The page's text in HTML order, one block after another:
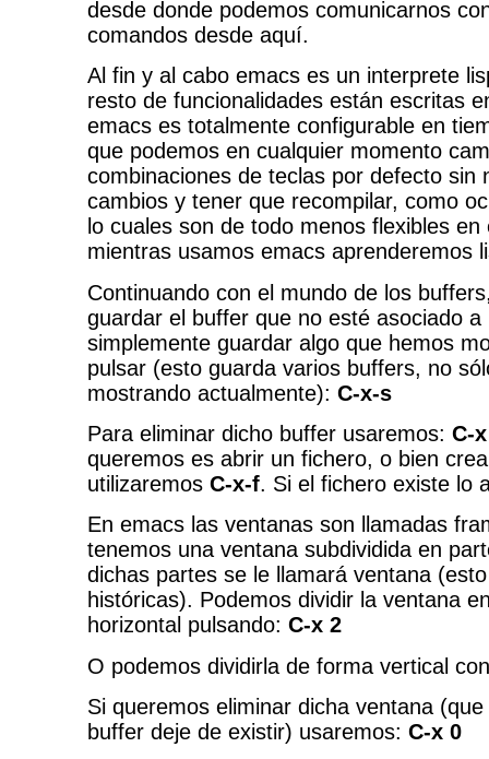
desde donde podemos comunicarnos
comandos desde aquí.
Al fin y al cabo emacs es un interprete
resto de funcionalidades están escritas
emacs es totalmente configurable en
que podemos en cualquier momento
combinaciones de teclas por defecto sin
cambios y tener que recompilar, como
lo cuales son de todo menos flexibles
mientras usamos emacs aprenderemos
Continuando con el mundo de los
guardar el buffer que no esté asociado a
simplemente guardar algo que hemos
pulsar (esto guarda varios buffers, no
mostrando actualmente): C-x-s
Para eliminar dicho buffer usaremos: C-
queremos es abrir un fichero, o bien
utilizaremos C-x-f. Si el fichero existe lo
En emacs las ventanas son llamadas
tenemos una ventana subdividida en
dichas partes se le llamará ventana
históricas). Podemos dividir la ventana
horizontal pulsando: C-x 2
O podemos dividirla de forma vertical
Si queremos eliminar dicha ventana
buffer deje de existir) usaremos: C-x 0